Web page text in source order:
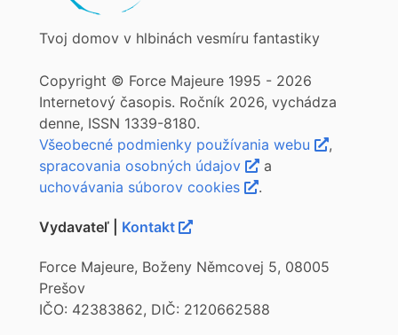
Tvoj domov v hlbinách vesmíru fantastiky
Copyright © Force Majeure 1995 - 2026
Internetový časopis. Ročník 2026, vychádza
denne, ISSN 1339-8180.
Všeobecné podmienky používania webu
,
spracovania osobných údajov
a
uchovávania súborov cookies
.
Vydavateľ | Kontakt
Force Majeure, Boženy Němcovej 5, 08005
Prešov
IČO: 42383862, DIČ: 2120662588